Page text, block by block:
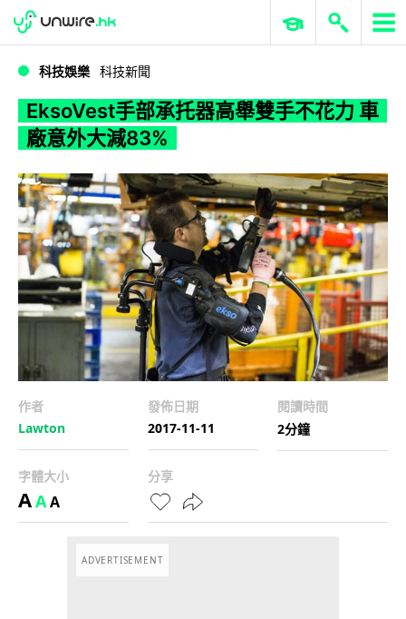
WWDC 2026 ERP 與商業 AI
科技娛樂 科技新聞
EksoVest手部承托器高舉雙手不花力 車
廠意外大減83%
作者
Lawton
發佈日期
2017-11-11
閱讀時間
2分鐘
字體大小
AAA
分享
ADVERTISEMENT